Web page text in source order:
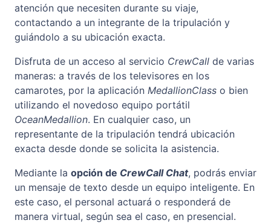
atención que necesiten durante su viaje,
contactando a un integrante de la tripulación y
guiándolo a su ubicación exacta.
Disfruta de un acceso al servicio CrewCall de varias
maneras: a través de los televisores en los
camarotes, por la aplicación MedallionClass o bien
utilizando el novedoso equipo portátil
OceanMedallion. En cualquier caso, un
representante de la tripulación tendrá ubicación
exacta desde donde se solicita la asistencia.
Mediante la opción de CrewCall Chat, podrás enviar
un mensaje de texto desde un equipo inteligente. En
este caso, el personal actuará o responderá de
manera virtual, según sea el caso, en presencial.